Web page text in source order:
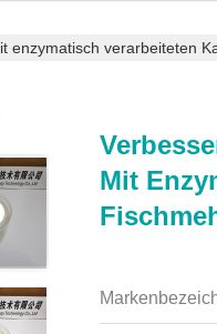
enzymatisch verarbeiteten
Mit